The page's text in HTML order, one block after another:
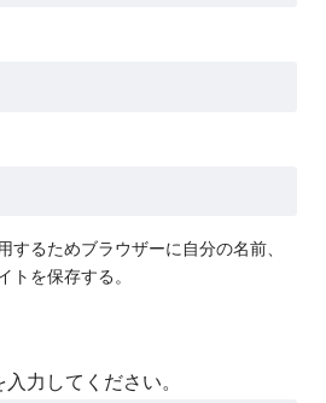
するためブラウザーに自分の名前、
トを保存する。
力してください。